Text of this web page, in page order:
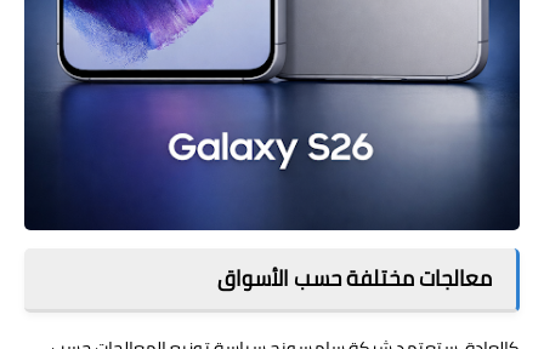
معالجات مختلفة حسب الأسواق